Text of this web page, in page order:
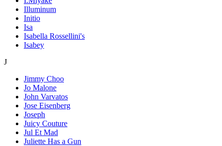
Illuminum
Initio
Isa
Isabella Rossellini's
Isabey
J
Jimmy Choo
Jo Malone
John Varvatos
Jose Eisenberg
Joseph
Juicy Couture
Jul Et Mad
Juliette Has a Gun